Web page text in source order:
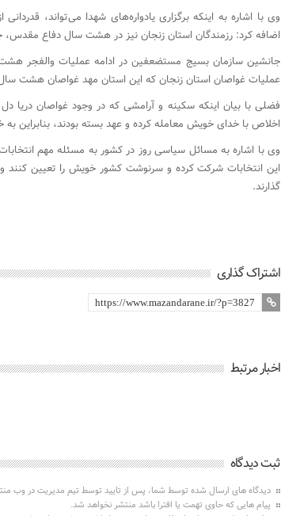
وی با اشاره به اینکه برگزاری یادواره‌های شهدا می‌تواند،
اضافه کرد: رزمندگان استان زنجان نیز در هشت سال دفاع
جانشین سازمان بسیج مستضعفین در ادامه عملیات والفجر
عملیات غواصان استان زنجان که این استان مهد غواصان هشت
فضلی با بیان اینکه سکینه و آرامشی که در وجود غواصان دریا
اخلاص با خدای خویش معامله کرده و عهد بسته بودند، بنابراین
وی با اشاره به مسائل سیاسی روز در کشور به مسئله مهم
این انتخابات شرکت کرده و سرنوشت کشور خویش را تعیین کنند
گذارند.
اشتراک گذاری
اخبار مرتبط
ثبت دیدگاه
دیدگاه های ارسال شده توسط شما، پس از تایید توسط تیم مدیریت در وب
پیام هایی که حاوی تهمت یا افترا باشد منتشر نخواهد شد.